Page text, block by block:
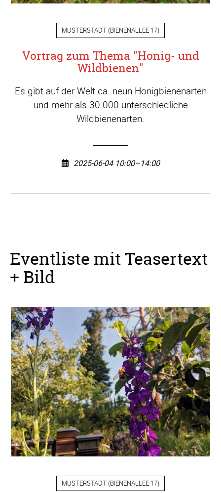
MUSTERSTADT (BIENENALLEE 17)
Vortrag zum Thema "Honig- und
Wildbienen"
Es gibt auf der Welt ca. neun Honigbienenarten
und mehr als 30.000 unterschiedliche
Wildbienenarten.
2025-06-04 10:00–14:00
Eventliste mit Teasertext
+ Bild
MUSTERSTADT (BIENENALLEE 17)